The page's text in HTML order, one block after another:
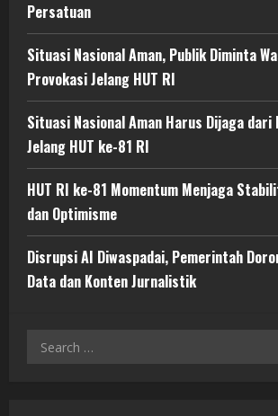
Persatuan
Situasi Nasional Aman, Publik Diminta
Provokasi Jelang HUT RI
Situasi Nasional Aman Harus Dijaga dari
Jelang HUT ke-81 RI
HUT RI ke-81 Momentum Menjaga
dan Optimisme
Disrupsi AI Diwaspadai, Pemerintah
Data dan Konten Jurnalistik
Search